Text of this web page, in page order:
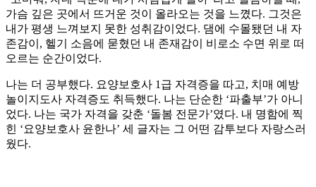
가슴 깊은 곳에서 뜨거운 것이 올라오는 것을 느꼈다. 그것은
내가 평생 느껴보지 못한 성취감이었다. 댐에 수몰됐던 내 자
존감이, 헬기 소음에 묻혔던 내 존재감이 비로소 수면 위로 떠
오르는 순간이었다.
나는 더 공부했다. 요양보호사 1급 자격증을 따고, 치매 예방
놀이지도사 자격증도 취득했다. 나는 단순한 ‘파출부’가 아니
었다. 나는 국가 자격을 갖춘 ‘돌봄 전문가’였다. 내 명함에 찍
힌 ‘요양보호사 윤한나’ 세 글자는 그 어떤 감투보다 자랑스러
웠다.